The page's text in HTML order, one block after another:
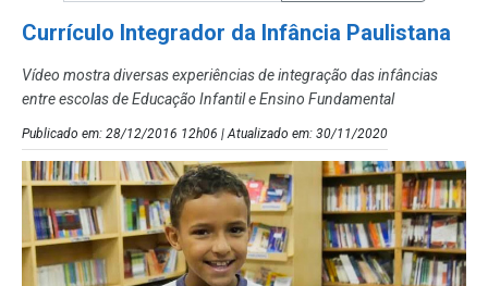
Currículo Integrador da Infância Paulistana
Vídeo mostra diversas experiências de integração das infâncias
entre escolas de Educação Infantil e Ensino Fundamental
Publicado em: 28/12/2016 12h06 | Atualizado em: 30/11/2020